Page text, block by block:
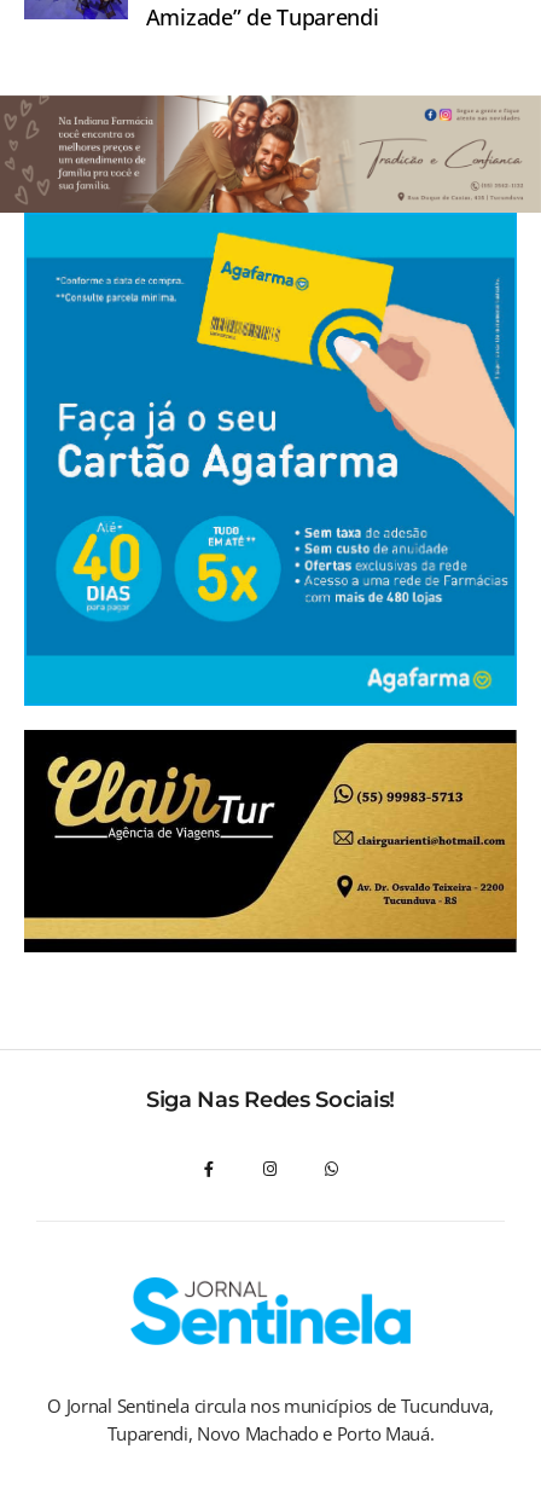
Amizade” de Tuparendi
Siga Nas Redes Sociais!
O Jornal Sentinela circula nos municípios de Tucunduva,
Tuparendi, Novo Machado e Porto Mauá.